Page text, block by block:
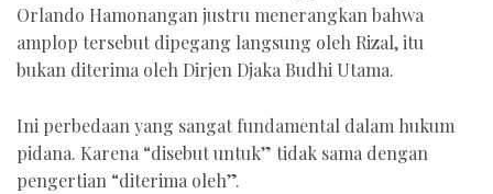
Orlando Hamonangan justru menerangkan bahwa
amplop tersebut dipegang langsung oleh Rizal, itu
bukan diterima oleh Dirjen Djaka Budhi Utama.
Ini perbedaan yang sangat fundamental dalam hukum
pidana. Karena “disebut untuk” tidak sama dengan
pengertian “diterima oleh”.